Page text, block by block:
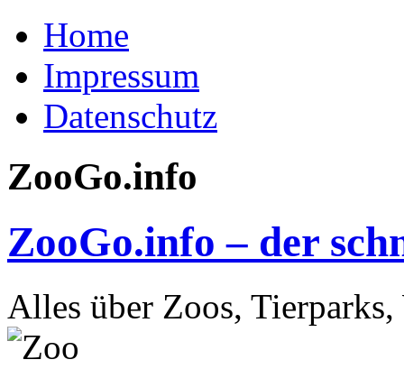
Home
Impressum
Datenschutz
ZooGo.info
ZooGo.info – der
Alles über Zoos,